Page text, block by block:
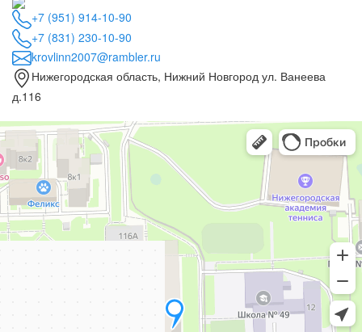
+7 (951) 914-10-90
+7 (831) 230-10-90
krovlinn2007@rambler.ru
Нижегородская область, Нижний Новгород ул. Ванеева
д.116